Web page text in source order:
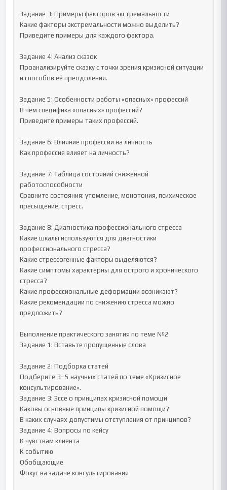
Задание 3: Примеры факторов экстремальности
Какие факторы экстремальности можно выделить?
Приведите примеры для каждого фактора.
Задание 4: Анализ сказок
Проанализируйте сказку с точки зрения кризисной ситуации
и способов её преодоления.
Задание 5: Особенности работы «опасных» профессий
В чём специфика «опасных» профессий?
Приведите примеры таких профессий.
Задание 6: Влияние профессии на личность
Как профессия влияет на личность?
Задание 7: Таблица состояний сниженной
работоспособности
Сравните состояния: утомление, монотония, психическое
пресыщение, стресс.
Задание 8: Диагностика профессионального стресса
Какие шкалы используются для диагностики
профессионального стресса?
Какие стрессогенные факторы выделяются?
Какие симптомы характерны для острого и хронического
стресса?
Какие профессиональные деформации возникают?
Какие рекомендации по снижению стресса можно
предложить?
Выполнение практического занятия по теме №2
Задание 1: Вставьте пропущенные слова
Задание 2: Подборка статей
Подберите 3–5 научных статей по теме «Кризисное
консультирование».
Задание 3: Эссе о принципах кризисной помощи
Каковы основные принципы кризисной помощи?
В каких случаях допустимы отступления от принципов?
Задание 4: Вопросы по кейсу
К чувствам клиента
К событию
Обобщающие
Фокус на задаче консультирования